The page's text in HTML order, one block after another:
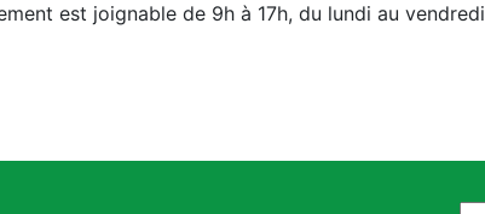
est joignable de 9h à 17h, du lundi au vendredi